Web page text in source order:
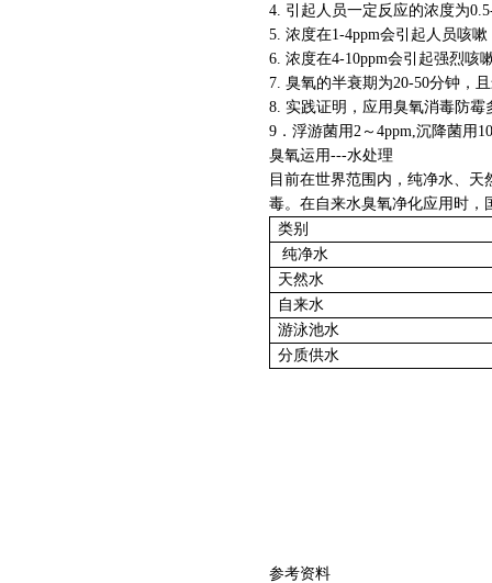
4. 引起人员一定反应的浓度为
5. 浓度在1-4ppm会引起人员咳
6. 浓度在4-10ppm会引起强烈咳
7. 臭氧的半衰期为20-50分钟，
8. 实践证明，应用臭氧消毒防
9 ． 浮游菌用 2 ～ 4ppm, 沉降菌用
臭氧运用---水处理
目前在世界范围内，纯净水、
毒。在自来水臭氧净化应用时，
类别
纯净水
天然水
自来水
游泳池水
分质供水
参考资料